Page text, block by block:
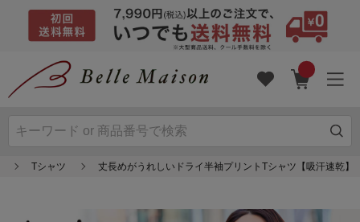
Tシャツ 丈長めがうれしいドライ半袖プリントTシャツ【吸汗速乾】